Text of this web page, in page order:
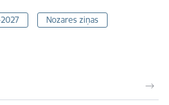
Nozares ziņas